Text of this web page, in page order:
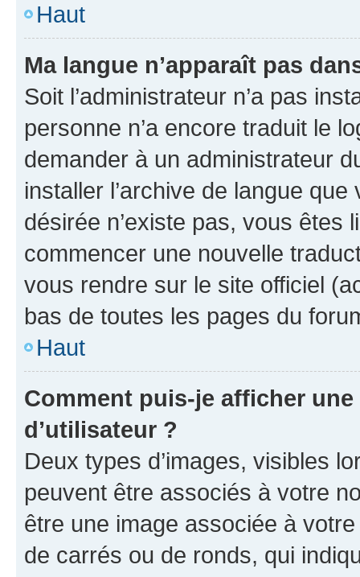
Haut
Ma langue n’apparaît pas
Soit l’administrateur n’a pas
personne n’a encore traduit le
demander à un administrateur
installer l’archive de langue
désirée n’existe pas, vous êtes
commencer une nouvelle
vous rendre sur le site officiel
bas de toutes les pages du
Haut
Comment puis-je afficher
d’utilisateur ?
Deux types d’images, visibles
peuvent être associés à votre
être une image associée à
de carrés ou de ronds, qui